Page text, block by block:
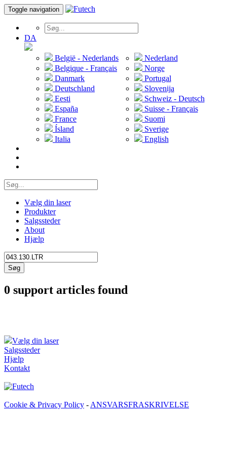
Toggle navigation
DA
België - Nederlands
Belgique - Français
Danmark
Deutschland
Eesti
España
France
Ísland
Italia
Nederland
Norge
Portugal
Slovenija
Schweiz - Deutsch
Suisse - Français
Suomi
Sverige
English
Vælg din laser
Produkter
Salgssteder
About
Hjælp
Søg
0 support articles found
Vælg din laser
Salgssteder
Hjælp
Kontakt
Cookie & Privacy Policy - ANSVARSFRASKRIVELSE